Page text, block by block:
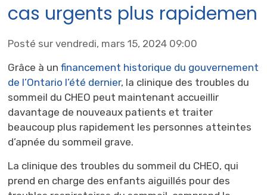
cas urgents plus rapidemen
Posté sur vendredi, mars 15, 2024 09:00
Grâce à unfinancement historique du gouvernement
de l’Ontario l’été dernier, la clinique des troubles du
sommeil du CHEO peut maintenant accueillir
davantage de nouveaux patients et traiter
beaucoup plus rapidement les personnes atteintes
d’apnée du sommeil grave.
La clinique des troubles du sommeil du CHEO, qui
prend en charge des enfants aiguillés pour des